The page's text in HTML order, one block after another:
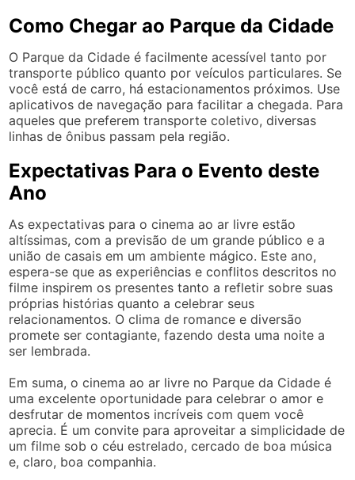
Como Chegar ao Parque da Cidade
O Parque da Cidade é facilmente acessível tanto por
transporte público quanto por veículos particulares. Se
você está de carro, há estacionamentos próximos. Use
aplicativos de navegação para facilitar a chegada. Para
aqueles que preferem transporte coletivo, diversas
linhas de ônibus passam pela região.
Expectativas Para o Evento deste
Ano
As expectativas para o cinema ao ar livre estão
altíssimas, com a previsão de um grande público e a
união de casais em um ambiente mágico. Este ano,
espera-se que as experiências e conflitos descritos no
filme inspirem os presentes tanto a refletir sobre suas
próprias histórias quanto a celebrar seus
relacionamentos. O clima de romance e diversão
promete ser contagiante, fazendo desta uma noite a
ser lembrada.
Em suma, o cinema ao ar livre no Parque da Cidade é
uma excelente oportunidade para celebrar o amor e
desfrutar de momentos incríveis com quem você
aprecia. É um convite para aproveitar a simplicidade de
um filme sob o céu estrelado, cercado de boa música
e, claro, boa companhia.